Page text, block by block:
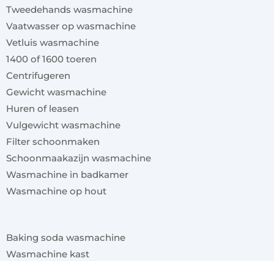
Tweedehands wasmachine
Vaatwasser op wasmachine
Vetluis wasmachine
1400 of 1600 toeren
Centrifugeren
Gewicht wasmachine
Huren of leasen
Vulgewicht wasmachine
Filter schoonmaken
Schoonmaakazijn wasmachine
Wasmachine in badkamer
Wasmachine op hout
Baking soda wasmachine
Wasmachine kast